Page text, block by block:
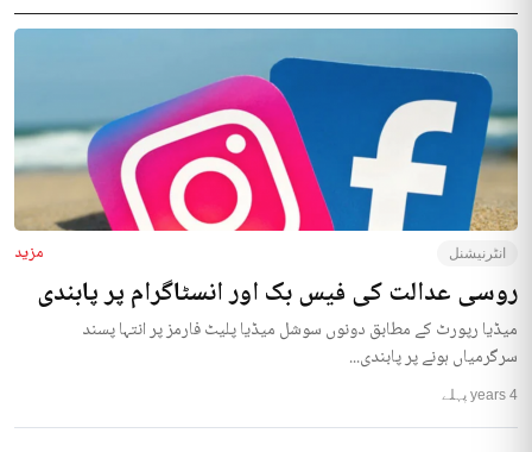
انٹرنیشنل مزید
روسی عدالت کی فیس بک اور انسٹاگرام پر پابندی
میڈیا رپورٹ کے مطابق دونوں سوشل میڈیا پلیٹ فارمز پر انتہا پسند
سرگرمیاں ہونے پر پابندی...
4 years پہلے